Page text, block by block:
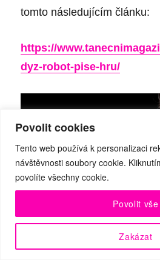
Povolit cookies
Tento web používá k personalizaci
návštěvnosti soubory cookie.
povolíte všechny cookie.
Zakázat
Povolit vše
tomto následujícím článku:
https://
dyz-robot-pise-hru/